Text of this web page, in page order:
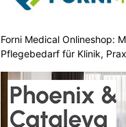
Forni Medical Onlineshop:
Pflegebedarf für Klinik,